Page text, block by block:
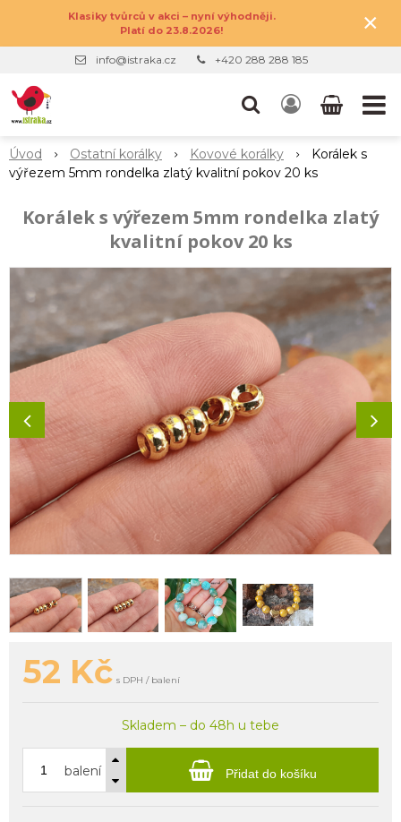
Klasiky tvůrců v akci – nyní výhodněji.
Platí do 23.8.2026!
×
info@istraka.cz +420 288 288 185
Úvod Ostatní korálky Kovové korálky
Korálek s
výřezem 5mm rondelka zlatý kvalitní pokov 20 ks
Korálek s výřezem 5mm rondelka zlatý
kvalitní pokov 20 ks
52 Kč s DPH / balení
Skladem – do 48h u tebe
balení Přidat do košíku